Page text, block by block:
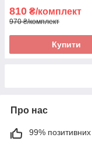
810 ₴/комплект
970 ₴/комплект
Купити
Про нас
99% позитивних